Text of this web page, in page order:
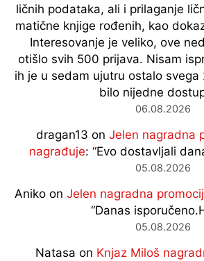
ličnih podataka, ali i prilaganje
matične knjige rođenih, kao
Interesovanje je veliko, ove
otišlo svih 500 prijava. Nisam
ih je u sedam ujutru ostalo
bilo nijedne
06.08.2026
dragan13 on Jelen nagradna
nagrađuje: “Evo dostavljali
05.08.2026
Aniko on Jelen nagradna
“Danas
05.08.2026
Natasa on Knjaz Miloš